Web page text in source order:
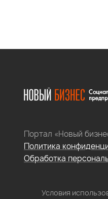
Портал «Новый
Политика
Обработка
Условия